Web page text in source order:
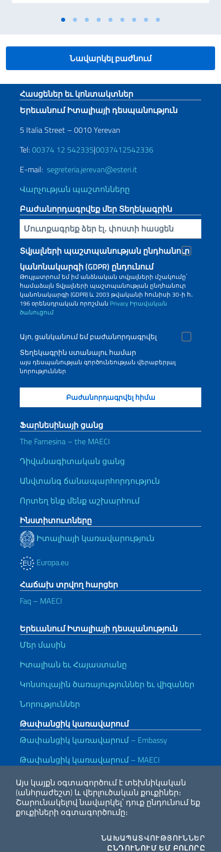
Այս կայքն օգտագործում է տեխնիկական
(անհրաժեշտ) և վերլուծական քուքիներ։
Շարունակելով նավարկել՝ դուք ընդունում եք
քուքիների օգտագործումը։
ՆԱԽԱՊԱՏՎՈՒԹՅՈՒՆՆԵՐ
ԸՆԴՈՒՆՈՒՄ ԵՄ ԲՈԼՈՐԸI
Նավարկել բաժնում
Footer section
Հասցեներ եւ կոնտակտներ
Երեւանում Իտալիայի դեսպանություն
5 Italia Street – 0010 Yerevan
Tel:00374 12 542335|0037412542336
E-mail: segreteria.jerevan@esteri.it
Վարչության պաշտոնները
Բաժանորդագրվեք մեր Տեղեկագրին
Inserisci la tua email
Տվյալների պաշտպանության ընդհանուր
կանոնակարգի (GDPR) ընդունում
Թույլատրում եմ իմ անձնական տվյալների մշակումը՝
համաձայն Տվյալների պաշտպանության ընդհանուր
կանոնակարգի (GDPR) և 2003 թվականի հունիսի 30-ի հ․
196 օրենսդրական որոշման Privacy Իրավական
ծանուցում
Այո, ցանկանում եմ բաժանորդագրվել
Տեղեկագրին ստանալու համար
այս դեսպանության գործունեության վերաբերյալ
նորություններ
Ֆարնեսինայի ցանց
The Farnesina – the MAECI
Դիվանագիտական ցանց
Անվտանգ ճանապարհորդություն
Որտեղ ենք մենք աշխարհում
Ինստիտուտները
Իտալիայի կառավարություն
Europa.eu
Հաճախ տրվող հարցեր
Faq – MAECI
Երեւանում Իտալիայի դեսպանություն
Մեր մասին
Իտալիան եւ Հայաստանը
Կոնսուլային ծառայություններ եւ վիզաներ
Նորություններ
Թափանցիկ կառավարում
Թափանցիկ կառավարում – Embassy
Թափանցիկ կառավարում – MAECI
Օգտակար հղումներ
Note legaliPrivacy e cookie policyDichiarazione di accessibilità
2026 Հեղինակային իրավունք՝ Արտաքին գործերի և
միջազգային համագործակցության նախարարություն